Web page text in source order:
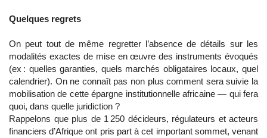
Quelques regrets
On peut tout de même regretter l’absence de détails sur les
modalités exactes de mise en œuvre des instruments évoqués
(ex : quelles garanties, quels marchés obligataires locaux, quel
calendrier). On ne connaît pas non plus comment sera suivie la
mobilisation de cette épargne institutionnelle africaine — qui fera
quoi, dans quelle juridiction ?
Rappelons que plus de 1 250 décideurs, régulateurs et acteurs
financiers d’Afrique ont pris part à cet important sommet, venant